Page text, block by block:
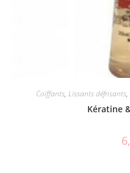
Coiffants, Lissants défrisants,
Kératine